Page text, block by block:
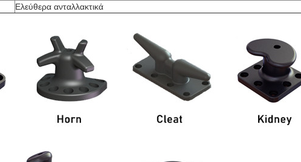
Ελεύθερα ανταλλακτικά